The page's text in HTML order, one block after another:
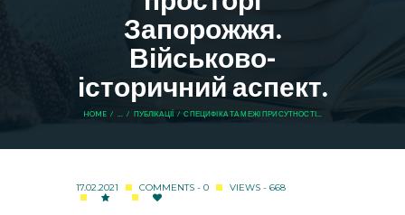
Запорожжя.
Військово-
історичний аспект.
HOME ... ПУБЛІКАЦІЇ СПЕЦИФІКА ТА МЕЖІ ПРИСУТНОСТІ...
17.02.2021 COMMENTS - 0 VIEWS - 668